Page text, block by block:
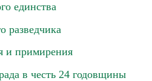
единства
разведчика
и примирения
в честь 24 годовщины